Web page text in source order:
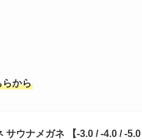
らから
ウナメガネ 【-3.0 / -4.0 / -5.0